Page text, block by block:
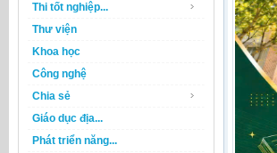
Thi tốt nghiệp...
Thư viện
Khoa học
Công nghệ
Chia sẻ
Giáo dục địa...
Phát triển năng...